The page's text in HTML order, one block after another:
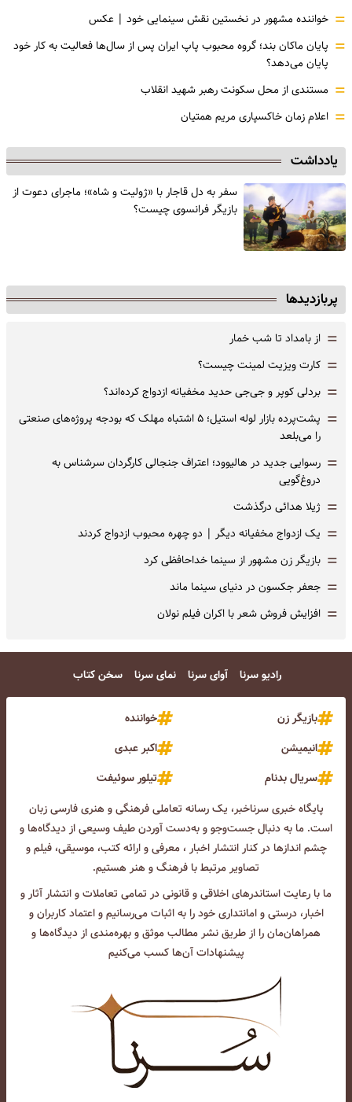
= خواننده مشهور در نخستین نقش سینمایی خود |‌ عکس
= پایان ماکان بند؛ گروه محبوب پاپ ایران پس از سال‌ها فعالیت به کار خود
پایان می‌دهد؟
= مستندی از محل سکونت رهبر شهید انقلاب
= اعلام زمان خاکسپاری مریم همتیان
یادداشت
سفر به دل قاجار با «ژولیت و شاه»؛ ماجرای دعوت از
‌بازیگر فرانسوی چیست؟
پربازدیدها
= از بامداد تا شب خمار
= کارت ویزیت لمینت چیست؟
= بردلی کوپر و جی‌جی حدید مخفیانه ازدواج کرده‌اند؟
=
پشت‌پرده بازار لوله استیل؛ ۵ اشتباه مهلک که بودجه پروژه‌های صنعتی
را می‌بلعد
= رسوایی جدید در هالیوود؛ اعتراف جنجالی کارگردان سرشناس به
دروغ‌گویی
= ژیلا هدائی درگذشت
= یک ازدواج مخفیانه دیگر | دو چهره محبوب ازدواج کردند
= بازیگر زن مشهور از سینما خداحافظی کرد
= جعفر جکسون در دنیای سینما ماند
= افزایش فروش شعر با اکران فیلم نولان
رادیو سرنا آوای سرنا نمای سرنا سخن کتاب
بازیگر زن
خواننده
انیمیشن
اکبر عبدی
سریال بدنام
تیلور سوئیفت
پایگاه خبری سرناخبر، یک رسانه تعاملی فرهنگی و هنری فارسی زبان
است. ما به دنبال جست‌و‌جو و به‌دست آوردن طیف وسیعی از دیدگاه‌ها و
چشم انداز‌ها در کنار انتشار اخبار ، معرفی و ارائه کتب، موسیقی، فیلم و
تصاویر مرتبط با فرهنگ و هنر هستیم.
ما با رعایت استاندرهای اخلاقی و قانونی در تمامی تعاملات و انتشار آثار و
اخبار، درستی و امانتداری خود را به اثبات می‌رسانیم و اعتماد کاربران و
همراهان‌مان را از طریق نشر مطالب موثق و بهره‌مندی از دیدگاه‌ها و
پیشنهادات آن‌ها کسب می‌کنیم